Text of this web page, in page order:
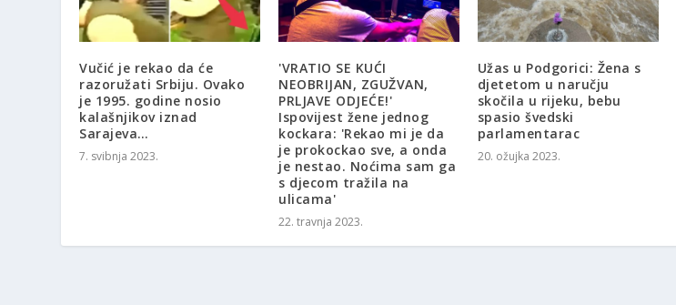
Vučić je rekao da će
razoružati Srbiju. Ovako
je 1995. godine nosio
kalašnjikov iznad
Sarajeva…
7. svibnja 2023.
'VRATIO SE KUĆI
NEOBRIJAN, ZGUŽVAN,
PRLJAVE ODJEĆE!'
Ispovijest žene jednog
kockara: 'Rekao mi je da
je prokockao sve, a onda
je nestao. Noćima sam ga
s djecom tražila na
ulicama'
22. travnja 2023.
Užas u Podgorici: Žena s
djetetom u naručju
skočila u rijeku, bebu
spasio švedski
parlamentarac
20. ožujka 2023.